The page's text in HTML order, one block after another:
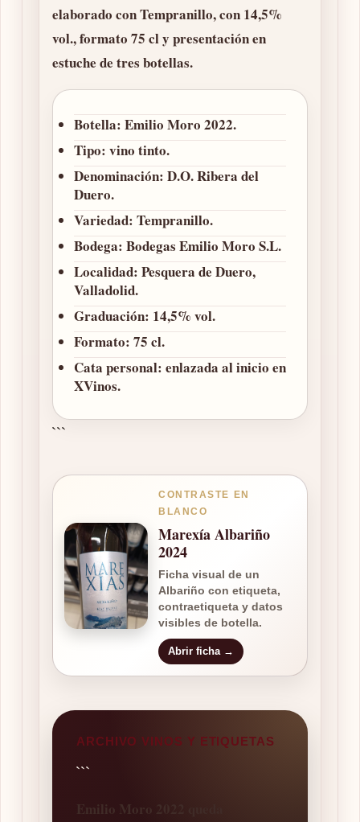
elaborado con Tempranillo, con 14,5%
vol., formato 75 cl y presentación en
estuche de tres botellas.
Botella: Emilio Moro 2022.
Tipo: vino tinto.
Denominación: D.O. Ribera del
Duero.
Variedad: Tempranillo.
Bodega: Bodegas Emilio Moro S.L.
Localidad: Pesquera de Duero,
Valladolid.
Graduación: 14,5% vol.
Formato: 75 cl.
Cata personal: enlazada al inicio en
XVinos.
```
CONTRASTE EN
BLANCO
Marexía Albariño
2024
Ficha visual de un
Albariño con etiqueta,
contraetiqueta y datos
visibles de botella.
Abrir ficha →
ARCHIVO VINOS Y ETIQUETAS
```
Emilio Moro 2022 queda